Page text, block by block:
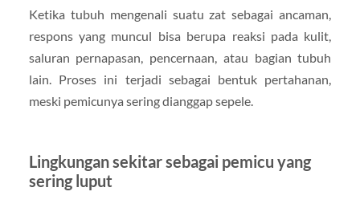
Ketika tubuh mengenali suatu zat sebagai ancaman,
respons yang muncul bisa berupa reaksi pada kulit,
saluran pernapasan, pencernaan, atau bagian tubuh
lain. Proses ini terjadi sebagai bentuk pertahanan,
meski pemicunya sering dianggap sepele.
Lingkungan sekitar sebagai pemicu yang
sering luput